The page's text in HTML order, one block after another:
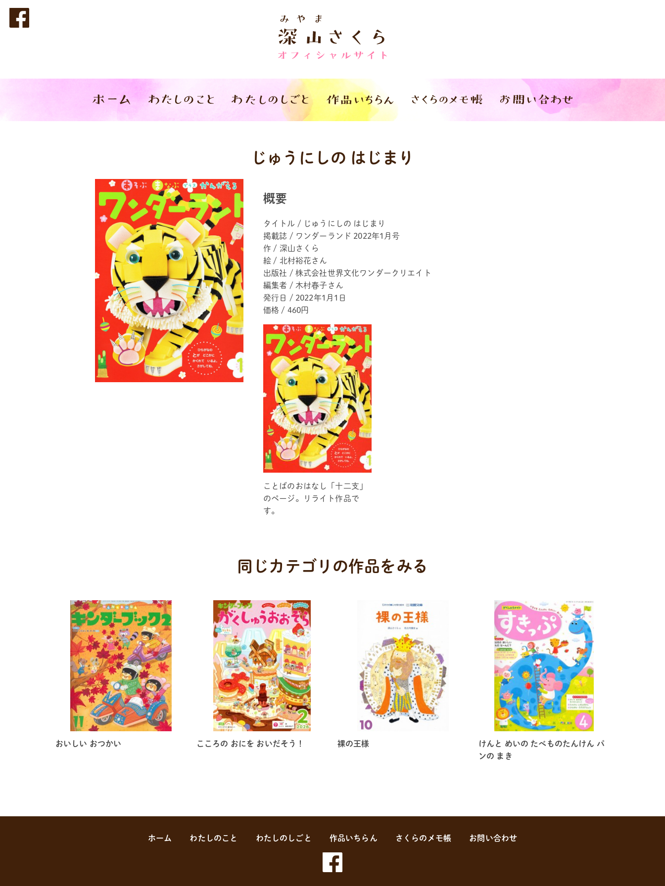
じゅうにしの はじまり
概要
タイトル / じゅうにしの はじまり
掲載誌 / ワンダーランド 2022年1月号
作 / 深山さくら
絵 / 北村裕花さん
出版社 / 株式会社世界文化ワンダークリエイト
編集者 / 木村春子さん
発行日 / 2022年1月1日
価格 / 460円
ことばのおはなし「十二支」
のページ。リライト作品で
す。
同じカテゴリの作品をみる
おいしい おつかい こころの おにを おいだそう！ 裸の王様
けんと めいの たべものたんけん パ
ンの まき
ホーム わたしのこと わたしのしごと 作品いちらん さくらのメモ帳 お問い合わせ